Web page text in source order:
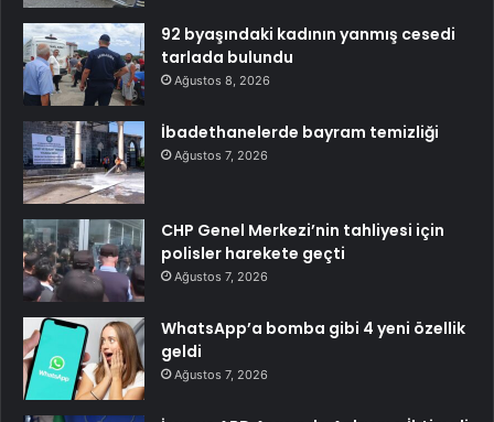
92 byaşındaki kadının yanmış cesedi
tarlada bulundu
Ağustos 8, 2026
İbadethanelerde bayram temizliği
Ağustos 7, 2026
CHP Genel Merkezi’nin tahliyesi için
polisler harekete geçti
Ağustos 7, 2026
WhatsApp’a bomba gibi 4 yeni özellik
geldi
Ağustos 7, 2026